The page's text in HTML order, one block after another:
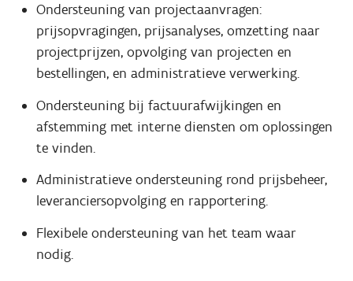
Ondersteuning van projectaanvragen:
prijsopvragingen, prijsanalyses, omzetting naar
projectprijzen, opvolging van projecten en
bestellingen, en administratieve verwerking.
Ondersteuning bij factuurafwijkingen en
afstemming met interne diensten om oplossingen
te vinden.
Administratieve ondersteuning rond prijsbeheer,
leveranciersopvolging en rapportering.
Flexibele ondersteuning van het team waar
nodig.